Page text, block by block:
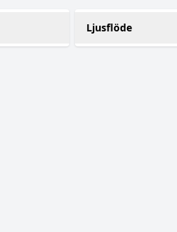
Ljusflöde